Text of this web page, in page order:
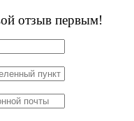
отзыв первым!